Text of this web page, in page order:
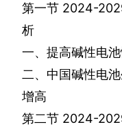
第一节 2024-
析
一、提高碱性电
二、中国碱性电
增高
第二节 2024-